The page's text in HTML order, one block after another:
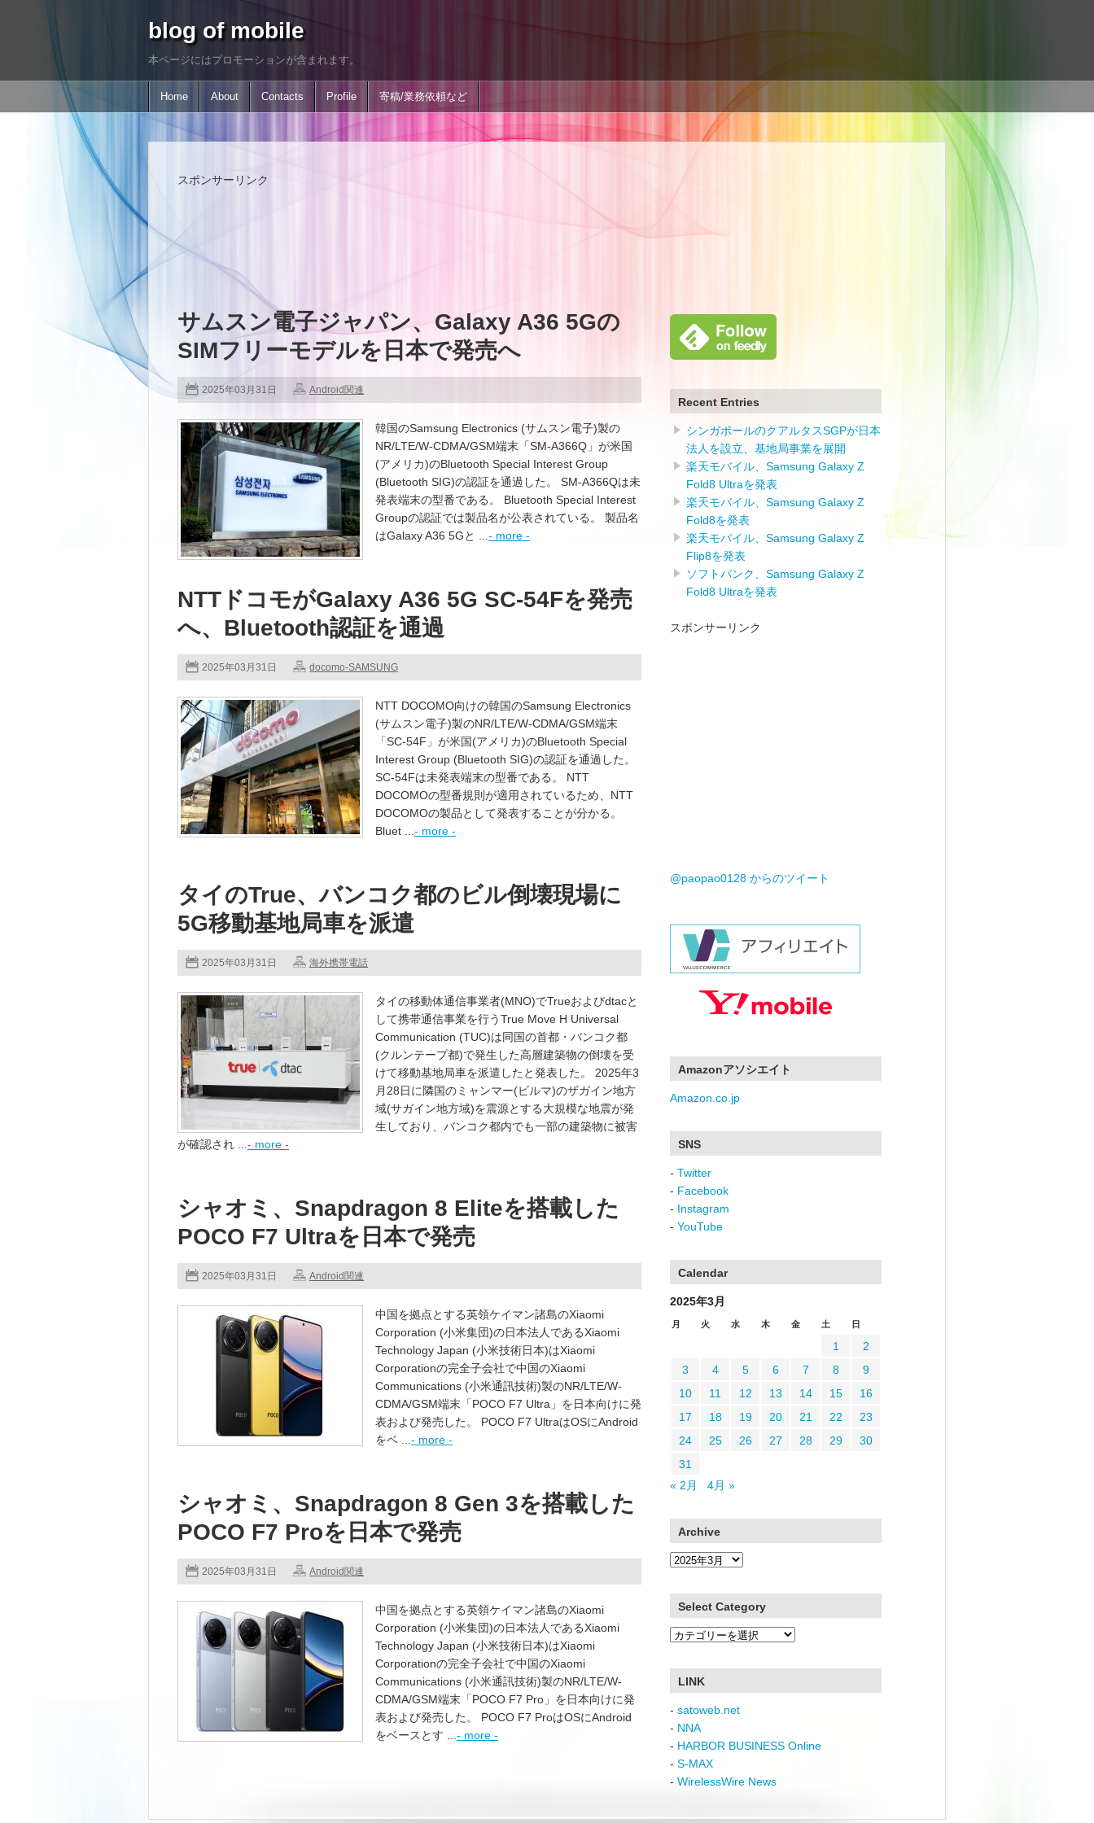
blog of mobile
本ページにはプロモーションが含まれます。
Home About Contacts Profile 寄稿/業務依頼など
スポンサーリンク
サムスン電子ジャパン、Galaxy A36 5Gの
SIMフリーモデルを日本で発売へ
2025年03月31日 Android関連
韓国のSamsung Electronics (サムスン電子)製の
NR/LTE/W-CDMA/GSM端末「SM-A366Q」が米国
(アメリカ)のBluetooth Special Interest Group
(Bluetooth SIG)の認証を通過した。 SM-A366Qは未
発表端末の型番である。 Bluetooth Special Interest
Groupの認証では製品名が公表されている。 製品名
はGalaxy A36 5Gと ... - more -
NTTドコモがGalaxy A36 5G SC-54Fを発売
へ、Bluetooth認証を通過
2025年03月31日 docomo-SAMSUNG
NTT DOCOMO向けの韓国のSamsung Electronics
(サムスン電子)製のNR/LTE/W-CDMA/GSM端末
「SC-54F」が米国(アメリカ)のBluetooth Special
Interest Group (Bluetooth SIG)の認証を通過した。
SC-54Fは未発表端末の型番である。 NTT
DOCOMOの型番規則が適用されているため、NTT
DOCOMOの製品として発表することが分かる。
Bluet ... - more -
タイのTrue、バンコク都のビル倒壊現場に
5G移動基地局車を派遣
2025年03月31日 海外携帯電話
タイの移動体通信事業者(MNO)でTrueおよびdtacと
して携帯通信事業を行うTrue Move H Universal
Communication (TUC)は同国の首都・バンコク都
(クルンテープ都)で発生した高層建築物の倒壊を受
けて移動基地局車を派遣したと発表した。 2025年3
月28日に隣国のミャンマー(ビルマ)のザガイン地方
域(サガイン地方域)を震源とする大規模な地震が発
生しており、バンコク都内でも一部の建築物に被害
が確認され ... - more -
シャオミ、Snapdragon 8 Eliteを搭載した
POCO F7 Ultraを日本で発売
2025年03月31日 Android関連
中国を拠点とする英領ケイマン諸島のXiaomi
Corporation (小米集団)の日本法人であるXiaomi
Technology Japan (小米技術日本)はXiaomi
Corporationの完全子会社で中国のXiaomi
Communications (小米通訊技術)製のNR/LTE/W-
CDMA/GSM端末「POCO F7 Ultra」を日本向けに発
表および発売した。 POCO F7 UltraはOSにAndroid
をベ ... - more -
シャオミ、Snapdragon 8 Gen 3を搭載した
POCO F7 Proを日本で発売
2025年03月31日 Android関連
中国を拠点とする英領ケイマン諸島のXiaomi
Corporation (小米集団)の日本法人であるXiaomi
Technology Japan (小米技術日本)はXiaomi
Corporationの完全子会社で中国のXiaomi
Communications (小米通訊技術)製のNR/LTE/W-
CDMA/GSM端末「POCO F7 Pro」を日本向けに発
表および発売した。 POCO F7 ProはOSにAndroid
をベースとす ... - more -
Recent Entries
シンガポールのクアルタスSGPが日本
法人を設立、基地局事業を展開
楽天モバイル、Samsung Galaxy Z
Fold8 Ultraを発表
楽天モバイル、Samsung Galaxy Z
Fold8を発表
楽天モバイル、Samsung Galaxy Z
Flip8を発表
ソフトバンク、Samsung Galaxy Z
Fold8 Ultraを発表
スポンサーリンク
@paopao0128 からのツイート
Amazonアソシエイト
Amazon.co.jp
SNS
- Twitter
- Facebook
- Instagram
- YouTube
Calendar
2025年3月
月 火 水 木 金 土 日
1
2
3
4 5 6 7 8
9
10
11 12 13 14 15
16
17
18 19 20 21 22
23
24
25 26 27 28 29
30
31
« 2月
4月 »
Archive
Archive
Select Category
Select
LINK
- satoweb.net
- NNA
- HARBOR BUSINESS Online
- S-MAX
- WirelessWire News